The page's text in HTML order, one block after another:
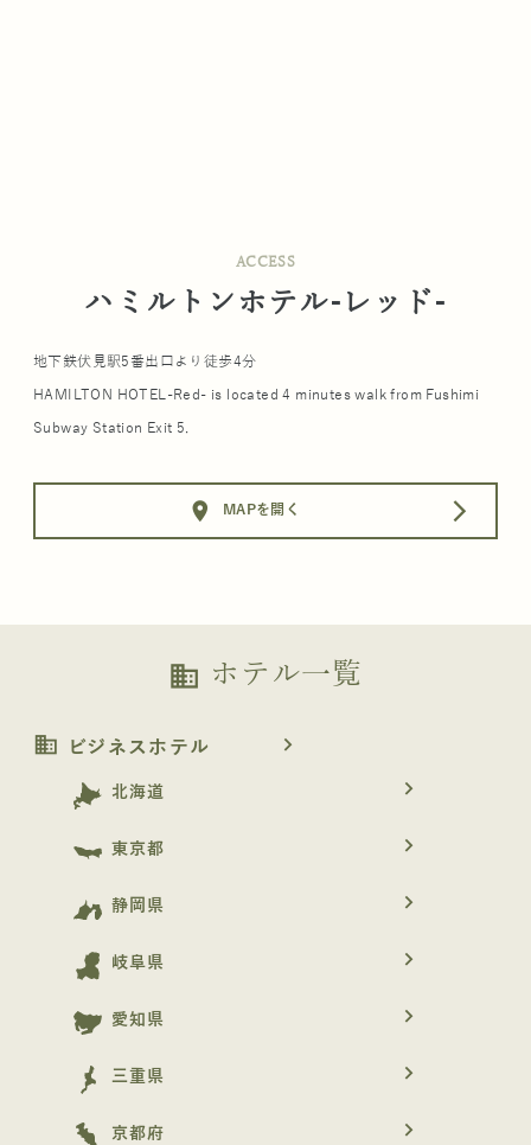
ACCESS
ハミルトンホテル-レッド-
地下鉄伏見駅5番出口より徒歩4分
HAMILTON HOTEL-Red- is located 4 minutes walk from Fushimi
Subway Station Exit 5.
location_on MAPを開く arrow_forward_ios
business ホテル一覧
business ビジネスホテル navigate_next
北海道 navigate_next
東京都 navigate_next
静岡県 navigate_next
岐阜県 navigate_next
愛知県 navigate_next
三重県 navigate_next
京都府 navigate_next